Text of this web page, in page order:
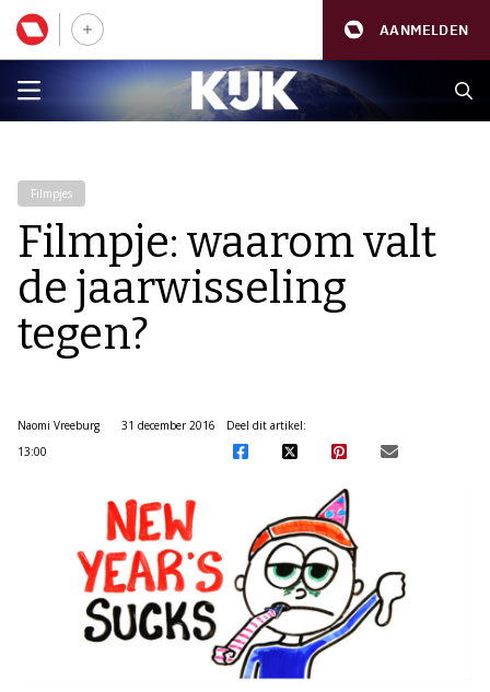
AANMELDEN
Filmpjes
Filmpje: waarom valt
de jaarwisseling
tegen?
Naomi Vreeburg
31 december 2016
13:00
Deel dit artikel: